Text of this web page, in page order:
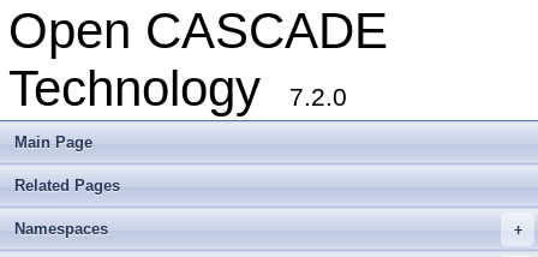
Open CASCADE
Technology
7.2.0
Main Page
Related Pages
+
Namespaces